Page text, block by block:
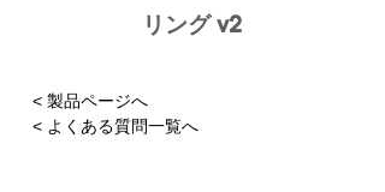
リング v2
< 製品ページへ
< よくある質問一覧へ